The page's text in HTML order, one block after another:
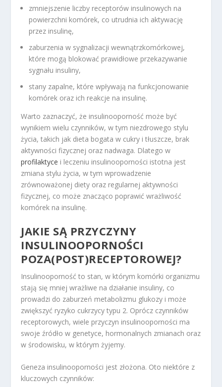
zmniejszenie liczby receptorów insulinowych na
powierzchni komórek, co utrudnia ich aktywację
przez insulinę,
zaburzenia w sygnalizacji wewnątrzkomórkowej,
które mogą blokować prawidłowe przekazywanie
sygnału insuliny,
stany zapalne, które wpływają na funkcjonowanie
komórek oraz ich reakcje na insulinę.
Warto zaznaczyć, że insulinooporność może być
wynikiem wielu czynników, w tym niezdrowego stylu
życia, takich jak dieta bogata w cukry i tłuszcze, brak
aktywności fizycznej oraz nadwaga. Dlatego w
profilaktyce i leczeniu insulinooporności istotna jest
zmiana stylu życia, w tym wprowadzenie
zrównoważonej diety oraz regularnej aktywności
fizycznej, co może znacząco poprawić wrażliwość
komórek na insulinę.
JAKIE SĄ PRZYCZYNY
INSULINOOPORNOŚCI
POZA(POST)RECEPTOROWEJ?
Insulinooporność to stan, w którym komórki organizmu
stają się mniej wrażliwe na działanie insuliny, co
prowadzi do zaburzeń metabolizmu glukozy i może
zwiększyć ryzyko cukrzycy typu 2. Oprócz czynników
receptorowych, wiele przyczyn insulinooporności ma
swoje źródło w genetyce, hormonalnych zmianach oraz
w środowisku, w którym żyjemy.
Geneza insulinooporności jest złożona. Oto niektóre z
kluczowych czynników: